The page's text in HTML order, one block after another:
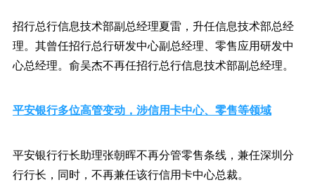
招行总行信息技术部副总经理夏雷，升任信息技术部总经
理。其曾任招行总行研发中心副总经理、零售应用研发中
心总经理。俞吴杰不再任招行总行信息技术部副总经理。
平安银行多位高管变动，涉信用卡中心、零售等领域
平安银行行长助理张朝晖不再分管零售条线，兼任深圳分
行行长，同时，不再兼任该行信用卡中心总裁。